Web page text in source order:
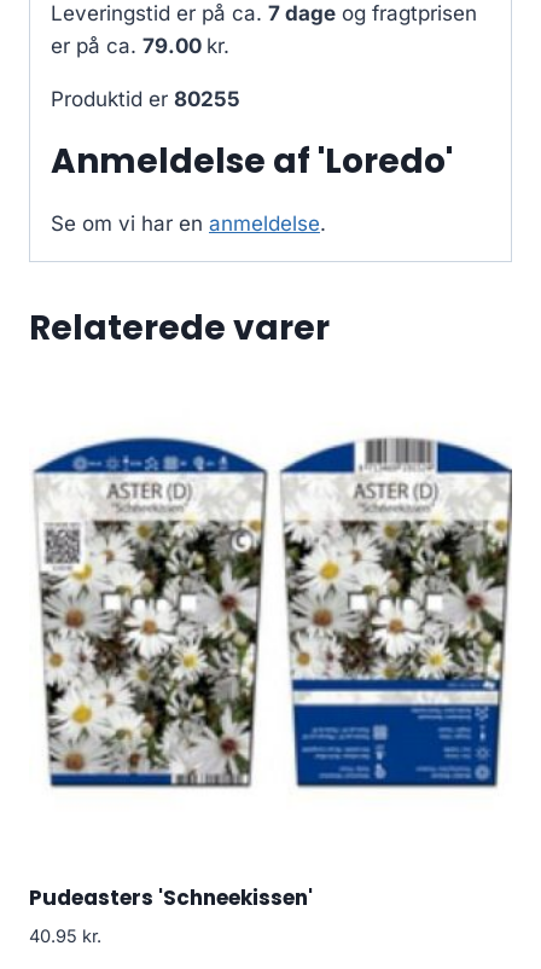
Leveringstid er på ca. 7 dage og fragtprisen
er på ca. 79.00 kr.
Produktid er 80255
Anmeldelse af 'Loredo'
Se om vi har en anmeldelse.
Relaterede varer
Pudeasters 'Schneekissen'
40.95 kr.